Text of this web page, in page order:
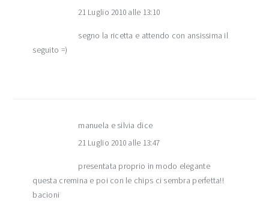
21 Luglio 2010 alle 13:10
segno la ricetta e attendo con ansissima il
seguito =)
manuela e silvia dice
21 Luglio 2010 alle 13:47
presentata proprio in modo elegante
questa cremina e poi con le chips ci sembra perfetta!!
bacioni